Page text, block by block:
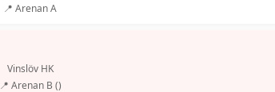
📍 Arenan A
Vinslöv HK
📍 Arenan B ()